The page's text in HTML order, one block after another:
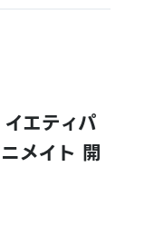
エティパ
メイト 開